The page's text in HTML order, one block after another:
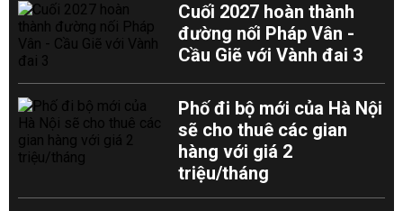
Cuối 2027 hoàn thành
đường nối Pháp Vân -
Cầu Giẽ với Vành đai 3
Phố đi bộ mới của Hà Nội
sẽ cho thuê các gian
hàng với giá 2
triệu/tháng